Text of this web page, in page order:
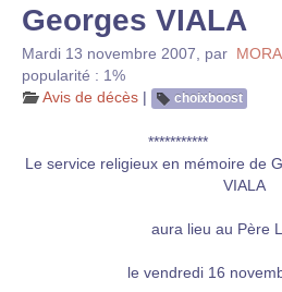
Georges VIALA
Mardi 13 novembre 2007 par MORA
popularité : 1%
Avis de décès | choixboost
***********
Le service religieux en mémoire de
VIALA
aura lieu au Père
le vendredi 16